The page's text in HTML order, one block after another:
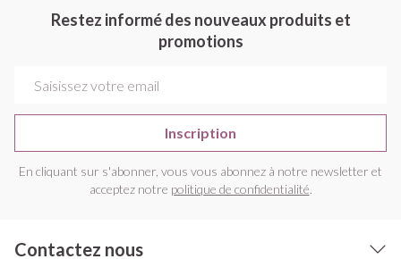
Restez informé des nouveaux produits et
promotions
Inscription
En cliquant sur s'abonner, vous vous abonnez à notre newsletter et
acceptez notre politique de confidentialité.
Contactez nous